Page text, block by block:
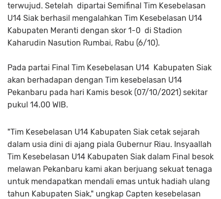
terwujud. Setelah dipartai Semifinal Tim Kesebelasan
U14 Siak berhasil mengalahkan Tim Kesebelasan U14
Kabupaten Meranti dengan skor 1-0 di Stadion
Kaharudin Nasution Rumbai, Rabu (6/10).
Pada partai Final Tim Kesebelasan U14 Kabupaten Siak
akan berhadapan dengan Tim kesebelasan U14
Pekanbaru pada hari Kamis besok (07/10/2021) sekitar
pukul 14.00 WIB.
"Tim Kesebelasan U14 Kabupaten Siak cetak sejarah
dalam usia dini di ajang piala Gubernur Riau. Insyaallah
Tim Kesebelasan U14 Kabupaten Siak dalam Final besok
melawan Pekanbaru kami akan berjuang sekuat tenaga
untuk mendapatkan mendali emas untuk hadiah ulang
tahun Kabupaten Siak," ungkap Capten kesebelasan